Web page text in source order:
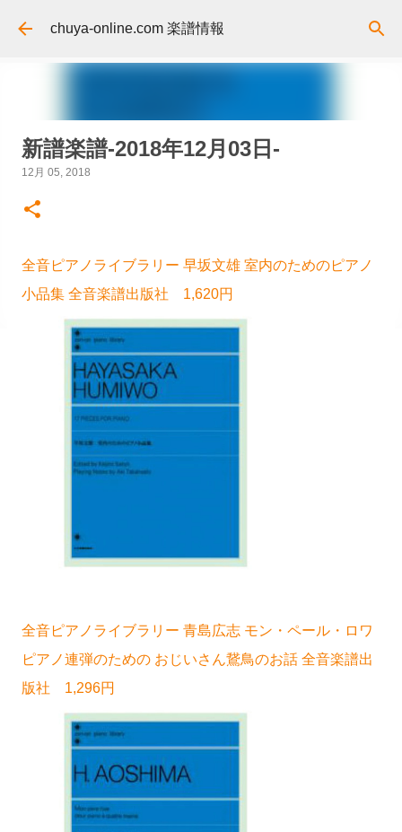
スキップしてメイン コンテンツに移動
chuya-online.com 楽譜情報
新譜楽譜-2018年12月03日-
12月 05, 2018
全音ピアノライブラリー 早坂文雄 室内のためのピアノ
小品集 全音楽譜出版社 1,620円
全音ピアノライブラリー 青島広志 モン・ペール・ロワ
ピアノ連弾のための おじいさん鵞鳥のお話 全音楽譜出
版社 1,296円